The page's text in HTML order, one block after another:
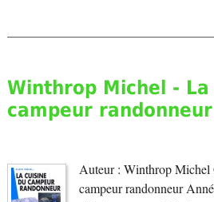
Winthrop Michel -
campeur randonneur
Auteur : Winthrop Michel
campeur randonneur